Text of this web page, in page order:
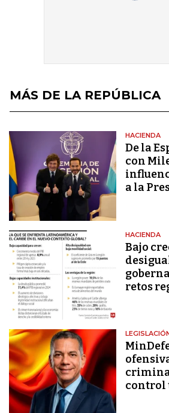
MÁS DE LA REPÚBLICA
HACIENDA
De la
con
a la
HACIENDA
Bajo
retos